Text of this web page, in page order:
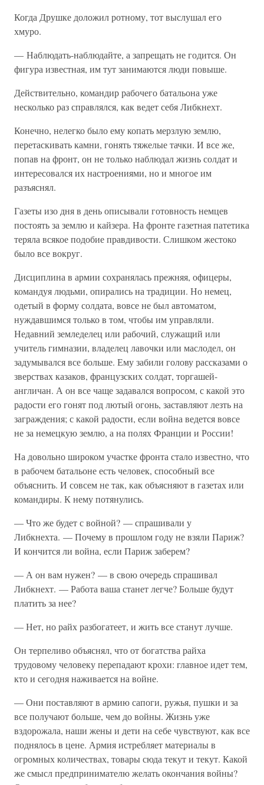
Когда Друшке доложил ротному, тот выслушал его
хмуро.
— Наблюдать-наблюдайте, а запрещать не годится. Он
фигура известная, им тут занимаются люди повыше.
Действительно, командир рабочего батальона уже
несколько раз справлялся, как ведет себя Либкнехт.
Конечно, нелегко было ему копать мерзлую землю,
перетаскивать камни, гонять тяжелые тачки. И все же,
попав на фронт, он не только наблюдал жизнь солдат и
интересовался их настроениями, но и многое им
разъяснял.
Газеты изо дня в день описывали готовность немцев
постоять за землю и кайзера. На фронте газетная патетика
теряла всякое подобие правдивости. Слишком жестоко
было все вокруг.
Дисциплина в армии сохранялась прежняя, офицеры,
командуя людьми, опирались на традиции. Но немец,
одетый в форму солдата, вовсе не был автоматом,
нуждавшимся только в том, чтобы им управляли.
Недавний земледелец или рабочий, служащий или
учитель гимназии, владелец лавочки или маслодел, он
задумывался все больше. Ему забили голову рассказами о
зверствах казаков, французских солдат, торгашей-
англичан. А он все чаще задавался вопросом, с какой это
радости его гонят под лютый огонь, заставляют лезть на
заграждения; с какой радости, если война ведется вовсе
не за немецкую землю, а на полях Франции и России!
На довольно широком участке фронта стало известно, что
в рабочем батальоне есть человек, способный все
объяснить. И совсем не так, как объясняют в газетах или
командиры. К нему потянулись.
— Что же будет с войной? — спрашивали у
Либкнехта. — Почему в прошлом году не взяли Париж?
И кончится ли война, если Париж заберем?
— А он вам нужен? — в свою очередь спрашивал
Либкнехт. — Работа ваша станет легче? Больше будут
платить за нее?
— Нет, но райх разбогатеет, и жить все станут лучше.
Он терпеливо объяснял, что от богатства райха
трудовому человеку перепадают крохи: главное идет тем,
кто и сегодня наживается на войне.
— Они поставляют в армию сапоги, ружья, пушки и за
все получают больше, чем до войны. Жизнь уже
вздорожала, наши жены и дети на себе чувствуют, как все
поднялось в цене. Армия истребляет материалы в
огромных количествах, товары сюда текут и текут. Какой
же смысл предпринимателю желать окончания войны?